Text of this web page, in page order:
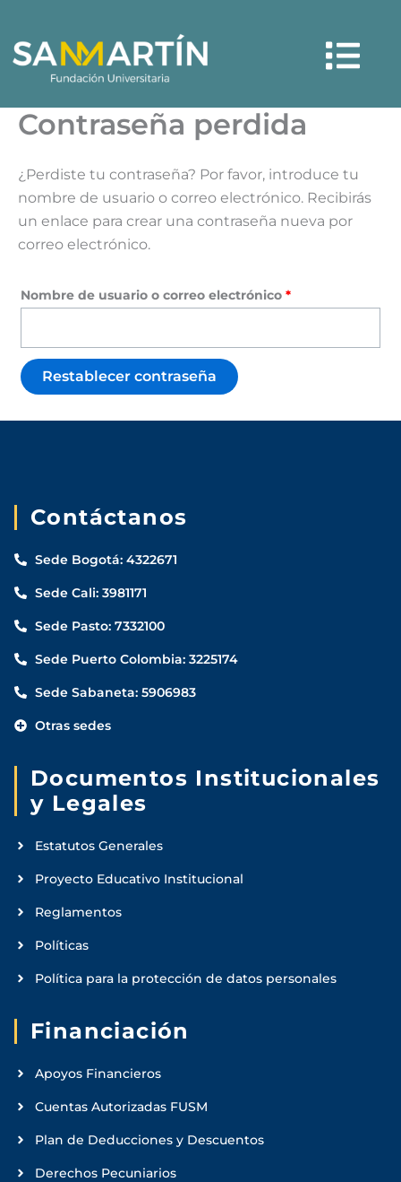
contenido
Menú
Contraseña perdida
¿Perdiste tu contraseña? Por favor, introduce tu
nombre de usuario o correo electrónico. Recibirás
un enlace para crear una contraseña nueva por
correo electrónico.
Nombre de usuario o correo electrónico *
Restablecer contraseña
Contáctanos
Sede Bogotá: 4322671
Sede Cali: 3981171
Sede Pasto: 7332100
Sede Puerto Colombia: 3225174
Sede Sabaneta: 5906983
Otras sedes
Documentos Institucionales
y Legales
Estatutos Generales
Proyecto Educativo Institucional
Reglamentos
Políticas
Política para la protección de datos personales
Financiación
Apoyos Financieros
Cuentas Autorizadas FUSM
Plan de Deducciones y Descuentos
Derechos Pecuniarios